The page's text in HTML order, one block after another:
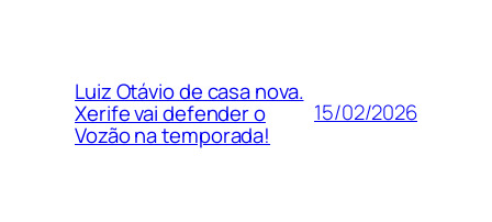
Luiz Otávio de casa nova.
Xerife vai defender o
Vozão na temporada!
15/02/2026